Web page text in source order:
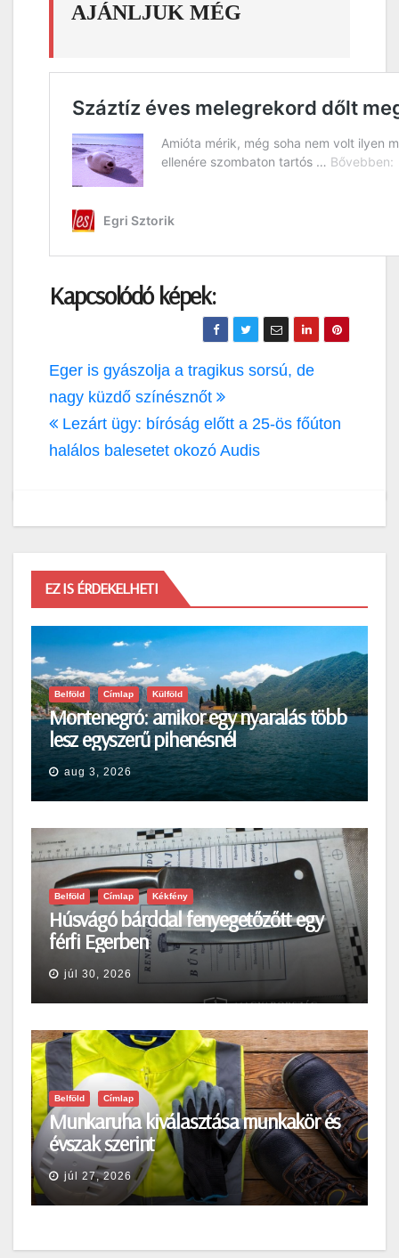
AJÁNLJUK MÉG
Kapcsolódó képek:
Bejegyzés
navigáció
Eger is gyászolja a tragikus sorsú, de
nagy küzdő színésznőt
Lezárt ügy: bíróság előtt a 25-ös főúton
halálos balesetet okozó Audis
EZ IS ÉRDEKELHETI
Belföld Címlap Külföld
Montenegró: amikor egy nyaralás több
lesz egyszerű pihenésnél
aug 3, 2026
Belföld Címlap Kékfény
Húsvágó bárddal fenyegetőzőtt egy
férfi Egerben
júl 30, 2026
Belföld Címlap
Munkaruha kiválasztása munkakör és
évszak szerint
júl 27, 2026